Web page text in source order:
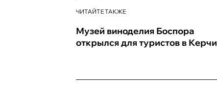
ЧИТАЙТЕ ТАКЖЕ
Музей виноделия Боспора
открылся для туристов в Керчи